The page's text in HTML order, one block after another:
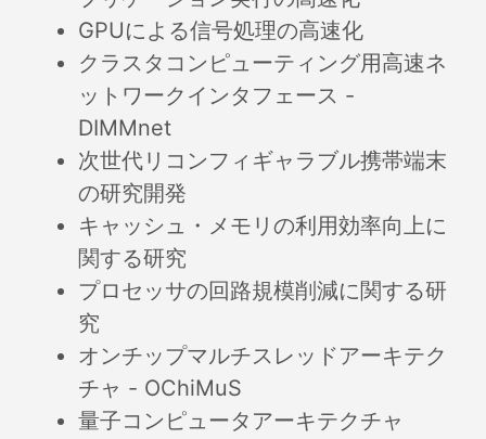
GPUによる信号処理の高速化
クラスタコンピューティング用高速ネ
ットワークインタフェース -
DIMMnet
次世代リコンフィギャラブル携帯端末
の研究開発
キャッシュ・メモリの利用効率向上に
関する研究
プロセッサの回路規模削減に関する研
究
オンチップマルチスレッドアーキテク
チャ - OChiMuS
量子コンピュータアーキテクチャ